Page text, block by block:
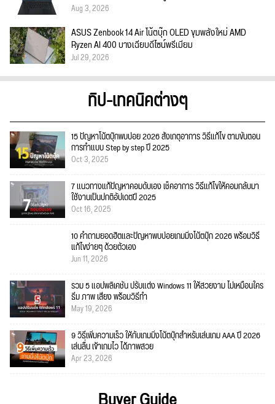
Aug 3, 2026
ASUS Zenbook 14 Air โน้ตบุ๊ก OLED ขุมพลังใหม่ AMD
Ryzen AI 400 บางเฉียบดีไซน์พรีเมียม
Jul 29, 2026
ทิป-เทคนิคต่างๆ
15 ปัญหาโน้ตบุ๊กพบบ่อย 2026 สังเกตุอาการ วิธีแก้ไข ตามขั้นตอน
การทำแบบ Step by step ปี 2025
Oct 3, 2025
7 แนวทางแก้ปัญหาคอมดับเอง เช็คอาการ วิธีแก้ไขให้คอมกลับมา
ใช้งานเป็นปกติอัปเดตปี 2025
Oct 16, 2025
10 คำถามยอดฮิตและปัญหาพบบ่อยเกมมิ่งโน้ตบุ๊ก 2026 พร้อมวิธี
แก้ไขง่ายๆ ด้วยตัวเอง
Jun 11, 2026
รวม 5 แอปพลิเคชัน ปรับแต่ง Windows 11 ให้สวยงาม ไม่เหมือนใคร
ธีม ภาพ เสียง พร้อมวิธีทำ
May 19, 2026
9 วิธีเพิ่มความเร็ว ให้กับเกมมิ่งโน้ตบุ๊กสำหรับเล่นเกม AAA ปี 2026
เล่นลื่น เข้าเกมไว ได้ภาพสวย
Apr 23, 2026